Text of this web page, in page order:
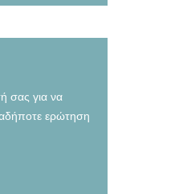
σας για να
ερώτηση